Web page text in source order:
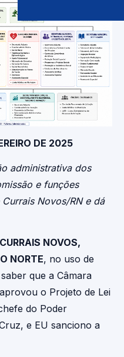
DE 2025
administrativa dos
e funções
Novos/RN e dá
NOVOS,
NORTE, no uso de
que a Câmara
o Projeto de Lei
do Poder
e EU sanciono a